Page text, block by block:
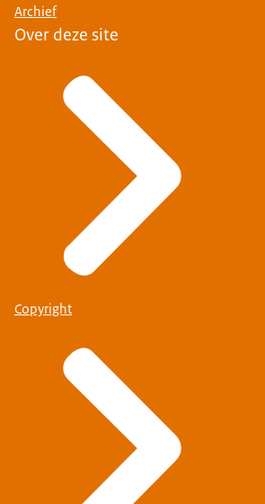
Archief
Over deze site
Copyright